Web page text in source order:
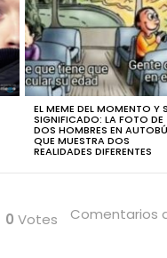
EL MEME DEL MOMENTO Y
SIGNIFICADO: LA FOTO DE
DOS HOMBRES EN
QUE MUESTRA DOS
REALIDADES DIFERENTES
0 Votes Comentarios